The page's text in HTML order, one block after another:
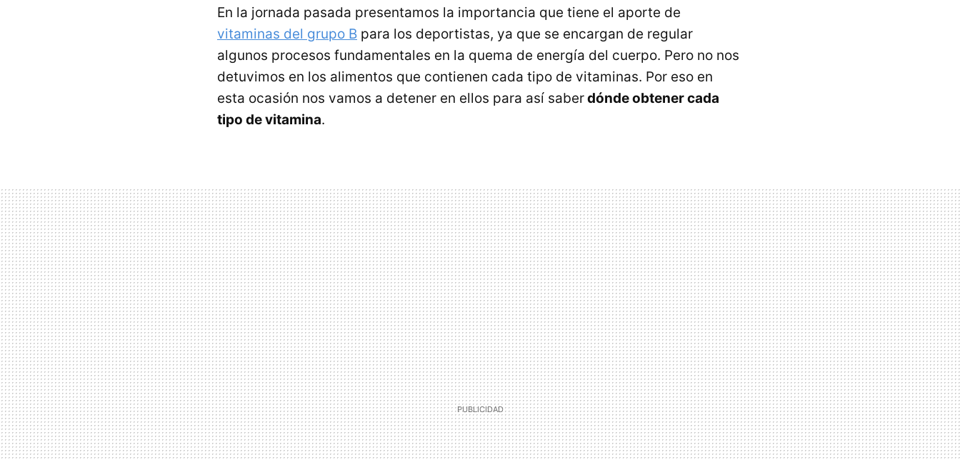
En la jornada pasada presentamos la importancia que tiene el aporte de
vitaminas del grupo B para los deportistas, ya que se encargan de regular
algunos procesos fundamentales en la quema de energía del cuerpo. Pero no nos
detuvimos en los alimentos que contienen cada tipo de vitaminas. Por eso en
esta ocasión nos vamos a detener en ellos para así saberdónde obtener cada
tipo de vitamina.